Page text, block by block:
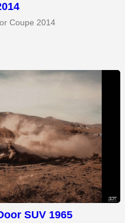
Coupe 2014
SUV 1965